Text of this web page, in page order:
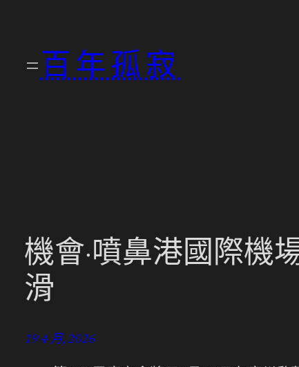
百年孤寂
機會·噴鼻港國際機
滑
19 4 月, 2026